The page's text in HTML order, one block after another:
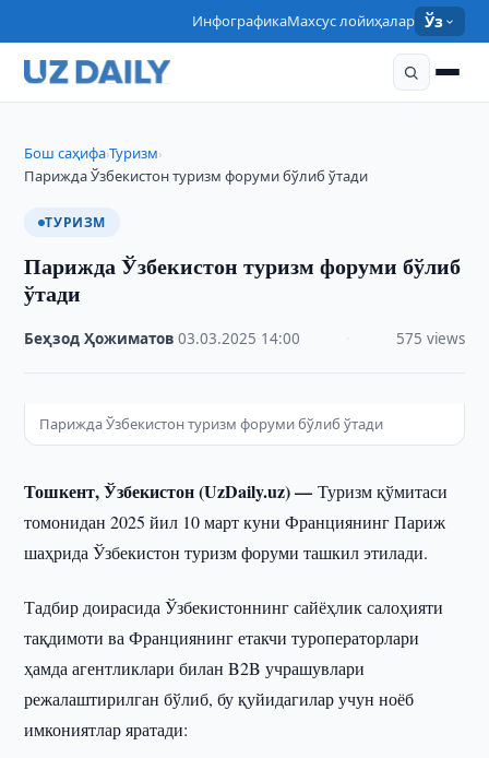
ИнфографикаМахсус лойиҳалар Ўз
Бош саҳифа›Туризм›
Парижда Ўзбекистон туризм форуми бўлиб ўтади
ТУРИЗМ
Парижда Ўзбекистон туризм форуми бўлиб
ўтади
Беҳзод Ҳожиматов ·03.03.2025 14:00 575 views
Парижда Ўзбекистон туризм форуми бўлиб ўтади
Тошкент, Ўзбекистон (UzDaily.uz) —Туризм қўмитаси
томонидан 2025 йил 10 март куни Франциянинг Париж
шаҳрида Ўзбекистон туризм форуми ташкил этилади.
Тадбир доирасида Ўзбекистоннинг сайёҳлик салоҳияти
тақдимоти ва Франциянинг етакчи туроператорлари
ҳамда агентликлари билан B2B учрашувлари
режалаштирилган бўлиб, бу қуйидагилар учун ноёб
имкониятлар яратади: